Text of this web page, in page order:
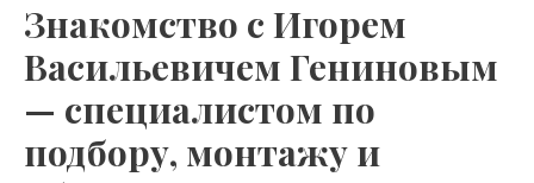
Знакомство с Игорем
Васильевичем Гениновым
— специалистом по
подбору, монтажу и